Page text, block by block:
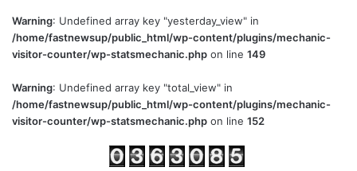
Warning: Undefined array key "yesterday_view" in
/home/fastnewsup/public_html/wp-content/plugins/mechanic-
visitor-counter/wp-statsmechanic.php on line 149
Warning: Undefined array key "total_view" in
/home/fastnewsup/public_html/wp-content/plugins/mechanic-
visitor-counter/wp-statsmechanic.php on line 152